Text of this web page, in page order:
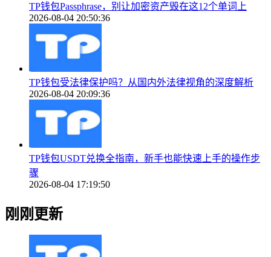
TP钱包Passphrase，别让加密资产毁在这12个单词上
2026-08-04 20:50:36
TP钱包受法律保护吗？从国内外法律视角的深度解析
2026-08-04 20:09:36
TP钱包USDT兑换全指南，新手也能快速上手的操作步
骤
2026-08-04 17:19:50
刚刚更新